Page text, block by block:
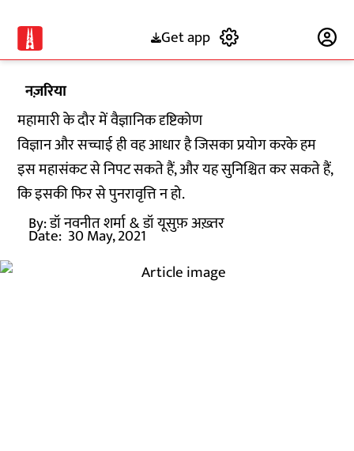
Get app
नज़रिया
महामारी के दौर में वैज्ञानिक दृष्टिकोण
विज्ञान और सच्चाई ही वह आधार है जिसका प्रयोग करके हम
इस महासंकट से निपट सकते हैं, और यह सुनिश्चित कर सकते हैं,
कि इसकी फिर से पुनरावृत्ति न हो.
By:डॉ नवनीत शर्मा& डॉ यूसुफ़ अख़्तर
Date: 30 May, 2021